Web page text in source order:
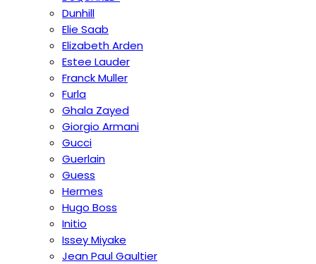
Dunhill
Elie Saab
Elizabeth Arden
Estee Lauder
Franck Muller
Furla
Ghala Zayed
Giorgio Armani
Gucci
Guerlain
Guess
Hermes
Hugo Boss
Initio
Issey Miyake
Jean Paul Gaultier